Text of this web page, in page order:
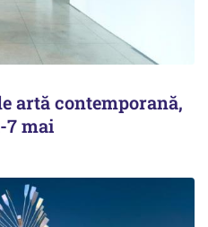
artă contemporană,
7 mai